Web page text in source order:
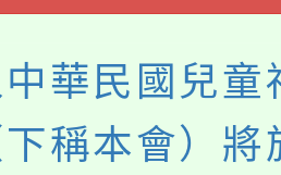
華民國兒童
稱本會）